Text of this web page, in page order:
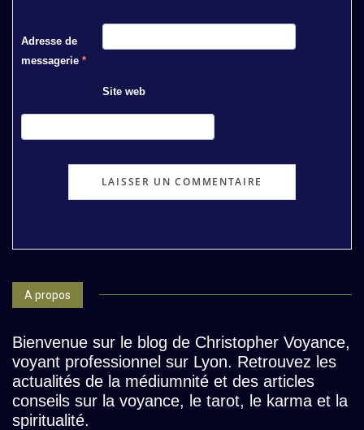
Adresse de
messagerie *
Site web
A propos
Bienvenue sur le blog de Christopher Voyance,
voyant professionnel sur Lyon. Retrouvez les
actualités de la médiumnité et des articles
conseils sur la voyance, le tarot, le karma et la
spiritualité.